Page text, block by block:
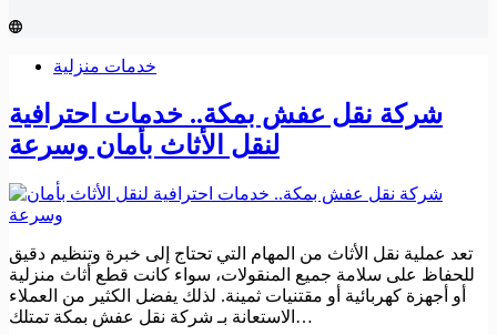
خدمات منزلية
شركة نقل عفش بمكة.. خدمات احترافية
لنقل الأثاث بأمان وسرعة
تعد عملية نقل الأثاث من المهام التي تحتاج إلى خبرة وتنظيم دقيق
للحفاظ على سلامة جميع المنقولات، سواء كانت قطع أثاث منزلية
أو أجهزة كهربائية أو مقتنيات ثمينة. لذلك يفضل الكثير من العملاء
الاستعانة بـ شركة نقل عفش بمكة تمتلك…